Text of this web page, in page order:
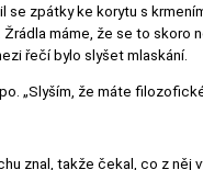
zpátky ke korytu s
máme, že se to
řečí bylo slyšet mlaskání.
„Slyším, že máte
znal, takže čekal, co z